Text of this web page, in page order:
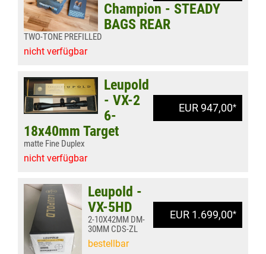
Champion - STEADY
BAGS REAR
TWO-TONE PREFILLED
nicht verfügbar
EUR 947,00*
Leupold
- VX-2
6-
18x40mm Target
matte Fine Duplex
nicht verfügbar
EUR 1.699,00*
Leupold -
VX-5HD
2-10X42MM DM-
30MM CDS-ZL
bestellbar